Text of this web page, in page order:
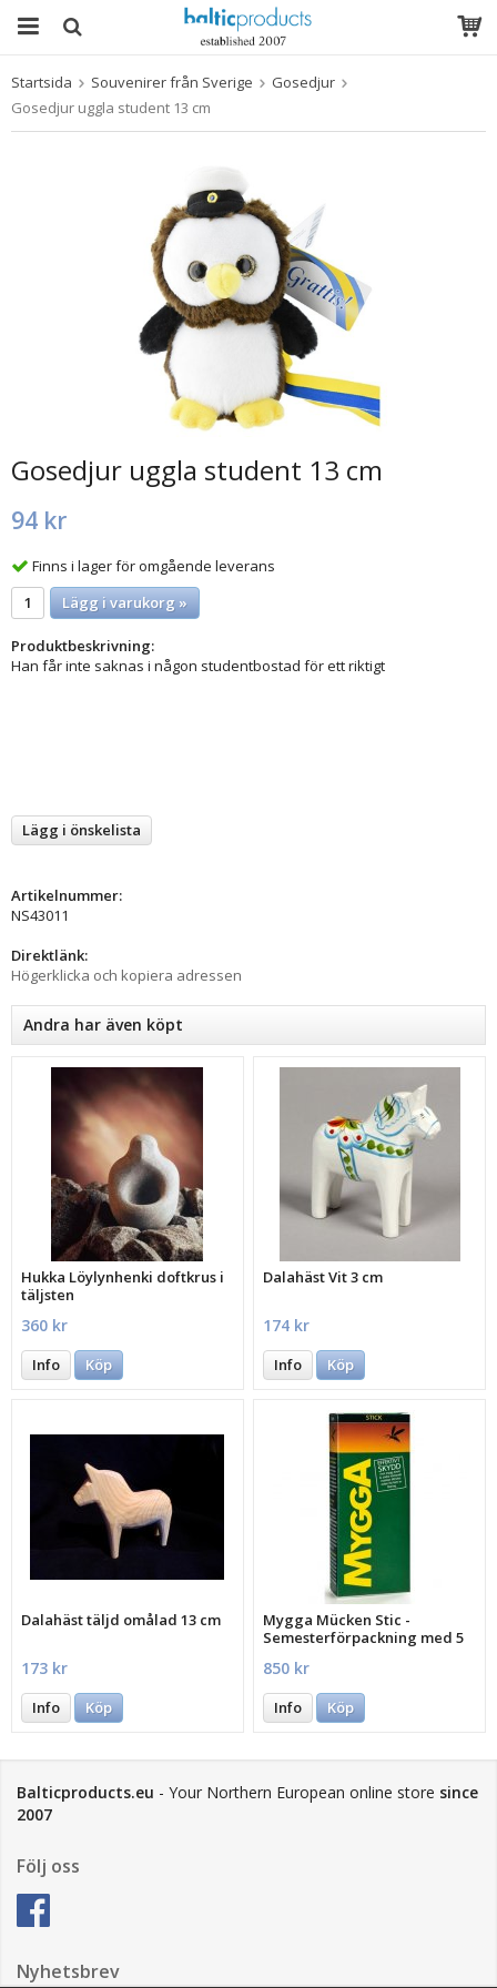
Produkten har blivit tillagd i varukorgen
Startsida Souvenirer från Sverige
Gosedjur
Gosedjur uggla student 13 cm
Gosedjur uggla student 13 cm
94 kr
Finns i lager för omgående leverans
Lägg i varukorg »
Produktbeskrivning:
Han får inte saknas i någon studentbostad för ett riktigt
Lägg i önskelista
Artikelnummer:
NS43011
Direktlänk:
Högerklicka och kopiera adressen
Andra har även köpt
Hukka Löylynhenki doftkrus i
täljsten
360 kr
Info Köp
Dalahäst Vit 3 cm
174 kr
Info Köp
Dalahäst täljd omålad 13 cm
173 kr
Info Köp
Mygga Mücken Stic -
Semesterförpackning med 5
850 kr
Info Köp
Balticproducts.eu - Your Northern European online store since
2007
Följ oss
Nyhetsbrev